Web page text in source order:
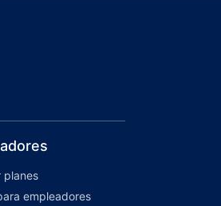
planes
empleadores